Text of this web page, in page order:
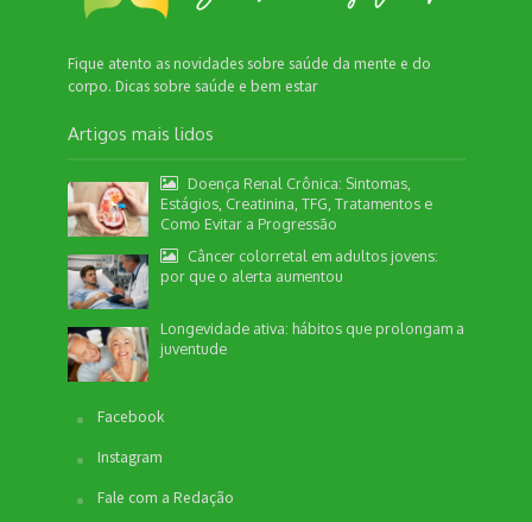
Fique atento as novidades sobre saúde da mente e do
corpo. Dicas sobre saúde e bem estar
Artigos mais lidos
Doença Renal Crônica: Sintomas,
Estágios, Creatinina, TFG, Tratamentos e
Como Evitar a Progressão
Câncer colorretal em adultos jovens:
por que o alerta aumentou
Longevidade ativa: hábitos que prolongam a
juventude
Facebook
Instagram
Fale com a Redação